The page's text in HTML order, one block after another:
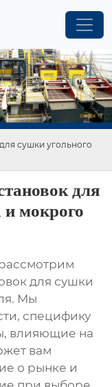
сушки угольного
для
мокрого
для сушки
. Мы
специфику
влияющие на
вам
о рынке и